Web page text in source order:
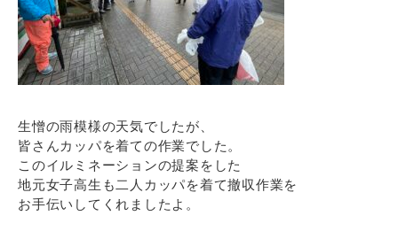
生憎の雨模様の天気でしたが、
皆さんカッパを着ての作業でした。
このイルミネーションの提案をした
地元女子高生も二人カッパを着て撤収作業を
お手伝いしてくれましたよ。